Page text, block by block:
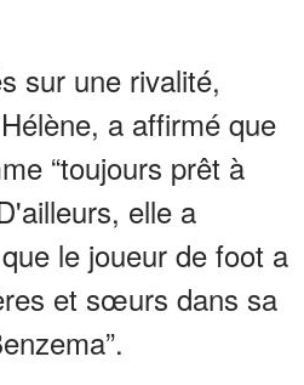
sur une rivalité,
a affirmé que
“toujours prêt à
elle a
le joueur de foot a
et sœurs dans sa